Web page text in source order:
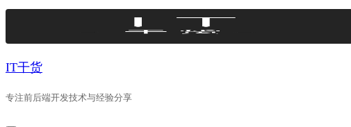
Skip
IT干货
专注前后端开发技术与经验分享